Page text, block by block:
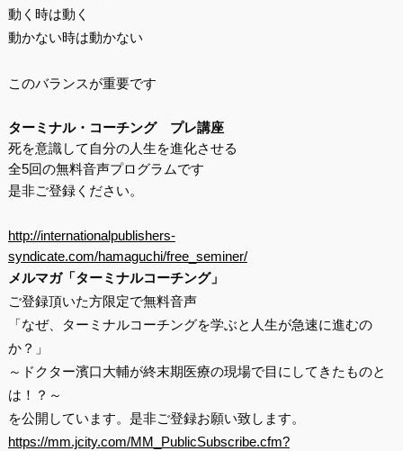
動く時は動く
動かない時は動かない
このバランスが重要です
ターミナル・コーチング プレ講座
死を意識して自分の人生を進化させる
全5回の無料音声プログラムです
是非ご登録ください。
http://internationalpublishers-
syndicate.com/hamaguchi/free_seminer/
メルマガ「ターミナルコーチング」
ご登録頂いた方限定で無料音声
「なぜ、ターミナルコーチングを学ぶと人生が急速に進むの
か？」
～ドクター濱口大輔が終末期医療の現場で目にしてきたものと
は！？～
を公開しています。是非ご登録お願い致します。
https://mm.jcity.com/MM_PublicSubscribe.cfm?